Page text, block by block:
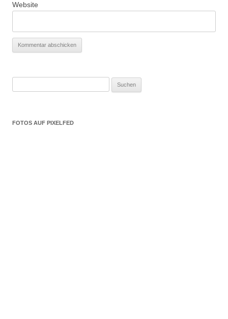
Website
FOTOS AUF PIXELFED